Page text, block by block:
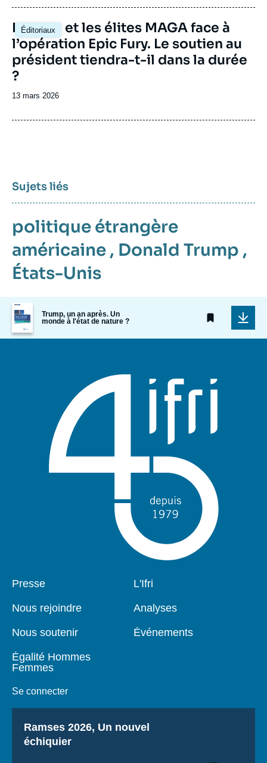
publication
Éditoriaux
Image
principale
La base et les élites MAGA face à
l’opération Epic Fury. Le soutien au
président tiendra-t-il dans la durée
?
Date
publication
13 mars 2026
Sujets liés
politique étrangère
américaine , Donald Trump ,
États-Unis
Image
de
couverture
de
Trump, un an après. Un
monde à l'état de nature ?
Pied
Presse
Nous rejoindre
Nous soutenir
Égalité Hommes
Femmes
Se connecter
Navigation
L'Ifri
Analyses
Événements
Titre
Ramses 2026, Un nouvel
échiquier